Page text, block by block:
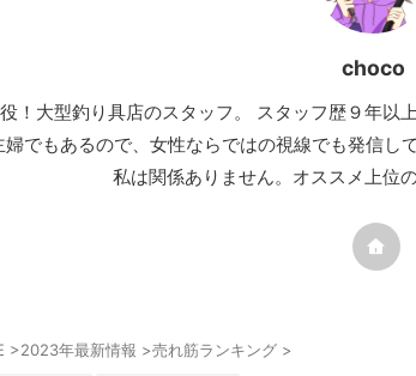
choco
！大型釣り具店のスタッフ。 スタッフ歴９年以
婦でもあるので、女性ならではの視線でも発信し
私は関係ありません。オススメ上位
>2023年最新情報 >売れ筋ランキング >